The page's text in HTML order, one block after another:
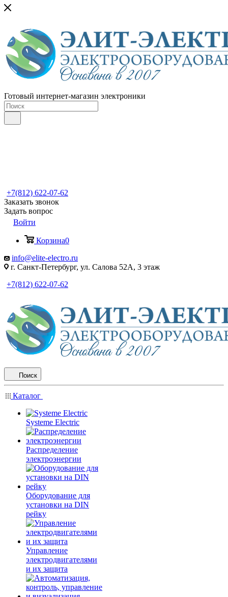
Готовый интернет-магазин электроники
+7(812) 622-07-62
Заказать звонок
Задать вопрос
Войти
Корзина0
info@elite-electro.ru
г. Санкт-Петербург, ул. Салова 52А, 3 этаж
+7(812) 622-07-62
Поиск
Каталог
Systeme Electric
Распределение
электроэнергии
Оборудование для
установки на DIN
рейку
Управление
электродвигателями
и их защита